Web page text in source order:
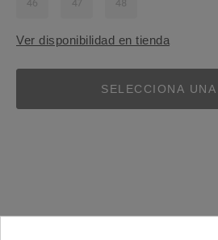
Ver disponibilidad en tienda
SELECCIONA
Detalles